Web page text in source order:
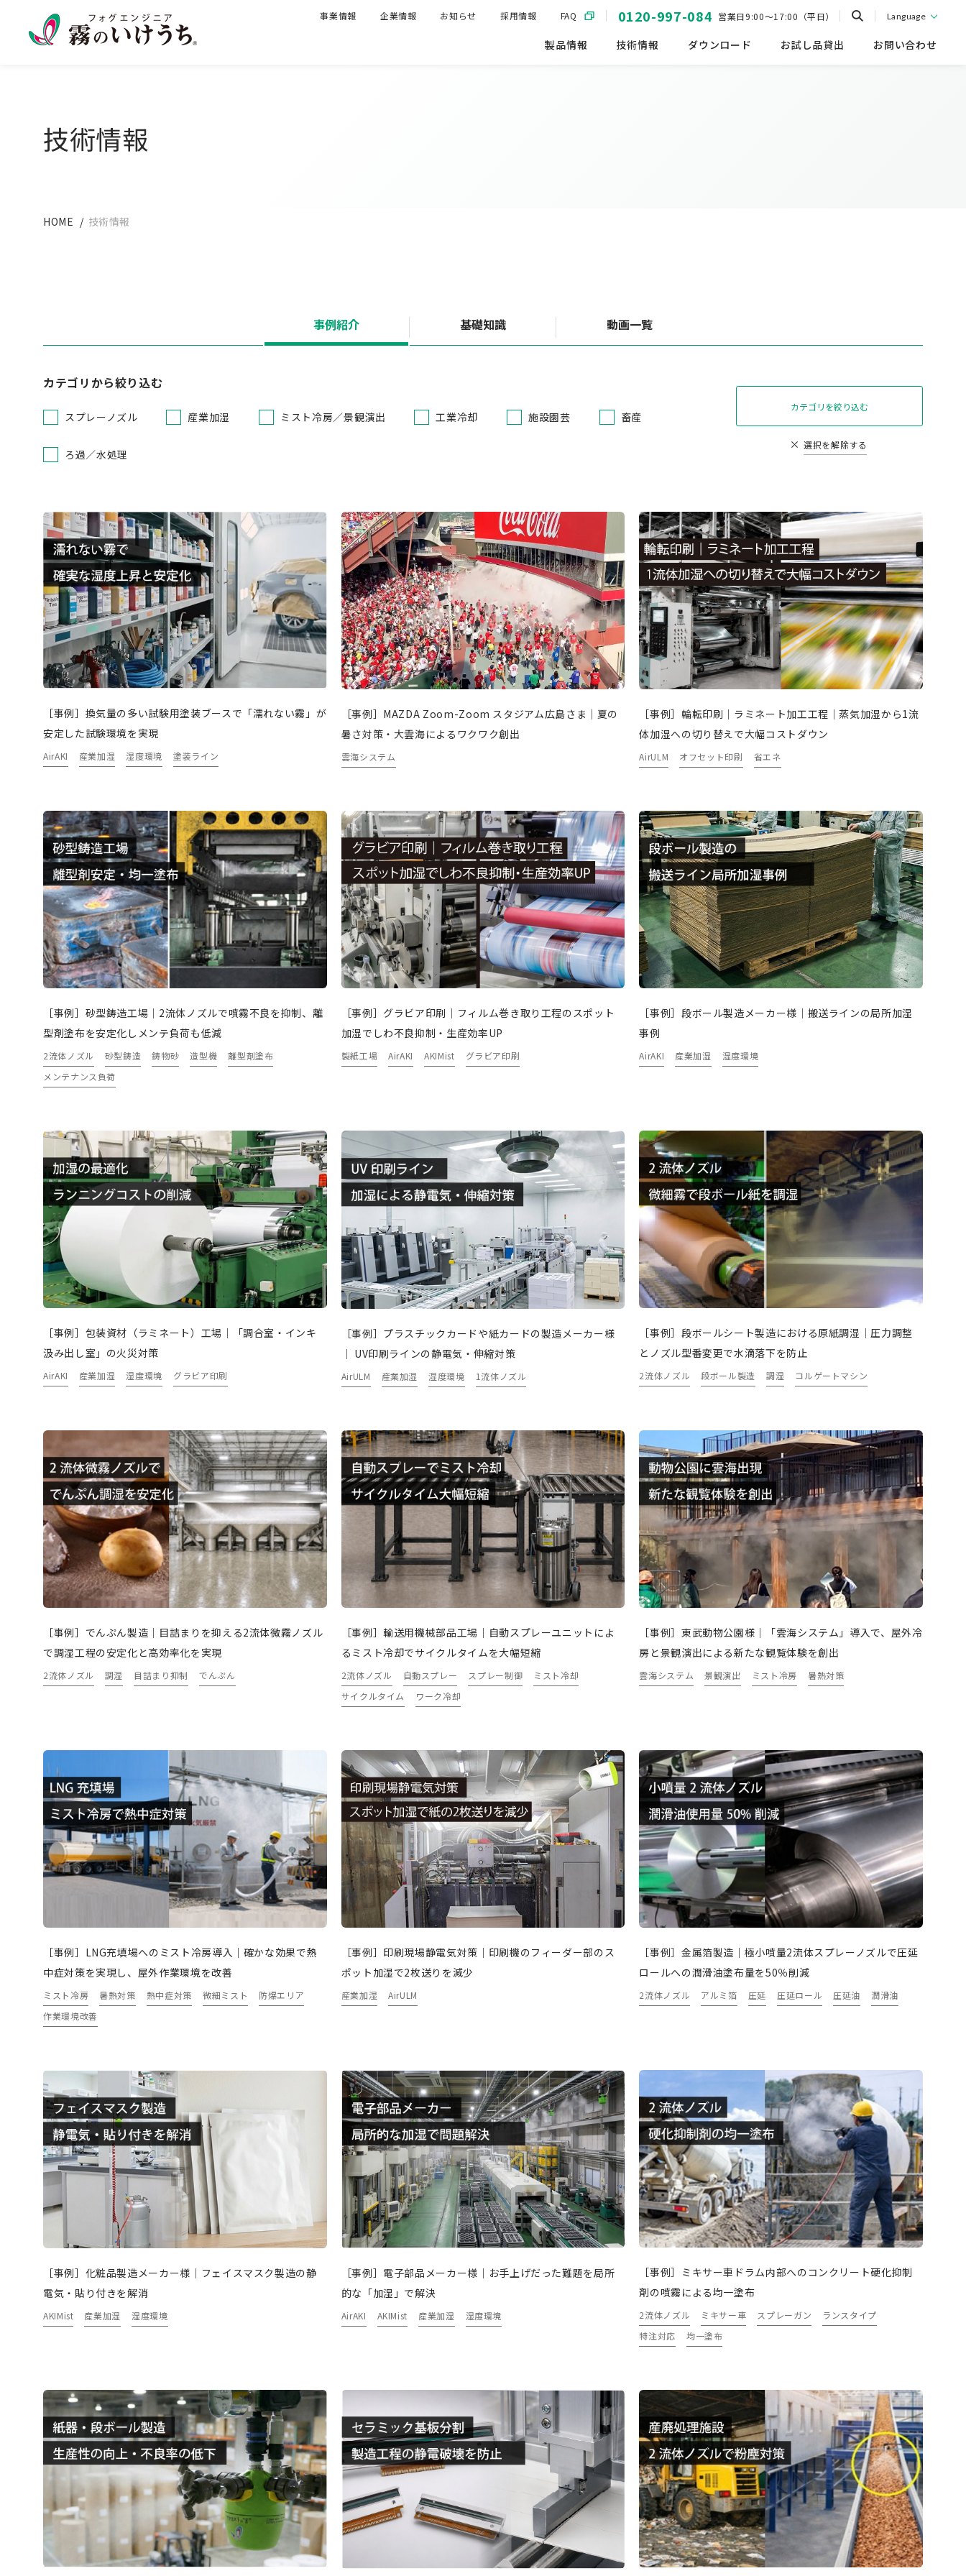
製品情報 技術情報 ダウンロード お試し品貸出 お問い合わせ
事業情報 企業情報 お知らせ 採用情報 FAQ 0120-997-084 営業日9:00～17:00（平日） Language
技術情報
HOME 技術情報
事例紹介 基礎知識 動画一覧
カテゴリから絞り込む
スプレーノズル 産業加湿 ミスト冷房／景観演出 工業冷却 施設園芸 畜産
ろ過／水処理
カテゴリを絞り込む
選択を解除する
［事例］換気量の多い試験用塗装ブースで「濡れない霧」が
安定した試験環境を実現
AirAKI 産業加湿 湿度環境 塗装ライン
［事例］MAZDA Zoom-Zoom スタジアム広島さま｜夏の
暑さ対策・大雲海によるワクワク創出
雲海システム
［事例］輪転印刷｜ラミネート加工工程｜蒸気加湿から1流
体加湿への切り替えで大幅コストダウン
AirULM オフセット印刷 省エネ
［事例］砂型鋳造工場｜2流体ノズルで噴霧不良を抑制、離
型剤塗布を安定化しメンテ負荷も低減
2流体ノズル 砂型鋳造 鋳物砂 造型機
離型剤塗布
メンテナンス負荷
［事例］グラビア印刷｜フィルム巻き取り工程のスポット
加湿でしわ不良抑制・生産効率UP
製紙工場 AirAKI AKIMist グラビア印刷
［事例］段ボール製造メーカー様｜搬送ラインの局所加湿
事例
AirAKI 産業加湿 湿度環境
［事例］包装資材（ラミネート）工場｜「調合室・インキ
汲み出し室」の火災対策
AirAKI 産業加湿 湿度環境 グラビア印刷
［事例］プラスチックカードや紙カードの製造メーカー様
｜ UV印刷ラインの静電気・伸縮対策
AirULM 産業加湿 湿度環境 1流体ノズル
［事例］段ボールシート製造における原紙調湿｜圧力調整
とノズル型番変更で水滴落下を防止
2流体ノズル 段ボール製造 調湿 コルゲートマシン
［事例］でんぷん製造｜目詰まりを抑える2流体微霧ノズル
で調湿工程の安定化と高効率化を実現
2流体ノズル 調湿 目詰まり抑制 でんぷん
［事例］輸送用機械部品工場｜自動スプレーユニットによ
るミスト冷却でサイクルタイムを大幅短縮
2流体ノズル 自動スプレー スプレー制御
ミスト冷却
サイクルタイム
ワーク冷却
［事例］東武動物公園様｜「雲海システム」導入で、屋外冷
房と景観演出による新たな観覧体験を創出
雲海システム 景観演出 ミスト冷房 暑熱対策
［事例］LNG充填場へのミスト冷房導入｜確かな効果で熱
中症対策を実現し、屋外作業環境を改善
ミスト冷房 暑熱対策 熱中症対策 微細ミスト
防爆エリア
作業環境改善
［事例］印刷現場静電気対策｜印刷機のフィーダー部のス
ポット加湿で2枚送りを減少
産業加湿 AirULM
［事例］金属箔製造｜極小噴量2流体スプレーノズルで圧延
ロールへの潤滑油塗布量を50％削減
2流体ノズル アルミ箔 圧延 圧延ロール 圧延油 潤滑油
［事例］化粧品製造メーカー様｜フェイスマスク製造の静
電気・貼り付きを解消
AKIMist 産業加湿 湿度環境
［事例］電子部品メーカー様｜お手上げだった難題を局所
的な「加湿」で解決
AirAKI AKIMist 産業加湿 湿度環境
［事例］ミキサー車ドラム内部へのコンクリート硬化抑制
剤の噴霧による均一塗布
2流体ノズル ミキサー車 スプレーガン
ランスタイプ
特注対応
均一塗布